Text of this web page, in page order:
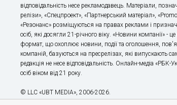
відповідальність несе рекламодавець. Матеріали,
релізи», «Спецпроект», «Партнерський матеріал»,
«Резонанс» розміщуються на правах реклами і
осіб, які досягли 21-річного віку. «Новини компанії» -
формат, що охоплює новини, події та оголошення,
компаній, базуються на пресрелізах, які випускають
редакція не несе відповідальність. Онлайн-медіа «РБК-
осіб віком від 21 року.
© LLC «UBT MEDIA», 2006-2026.